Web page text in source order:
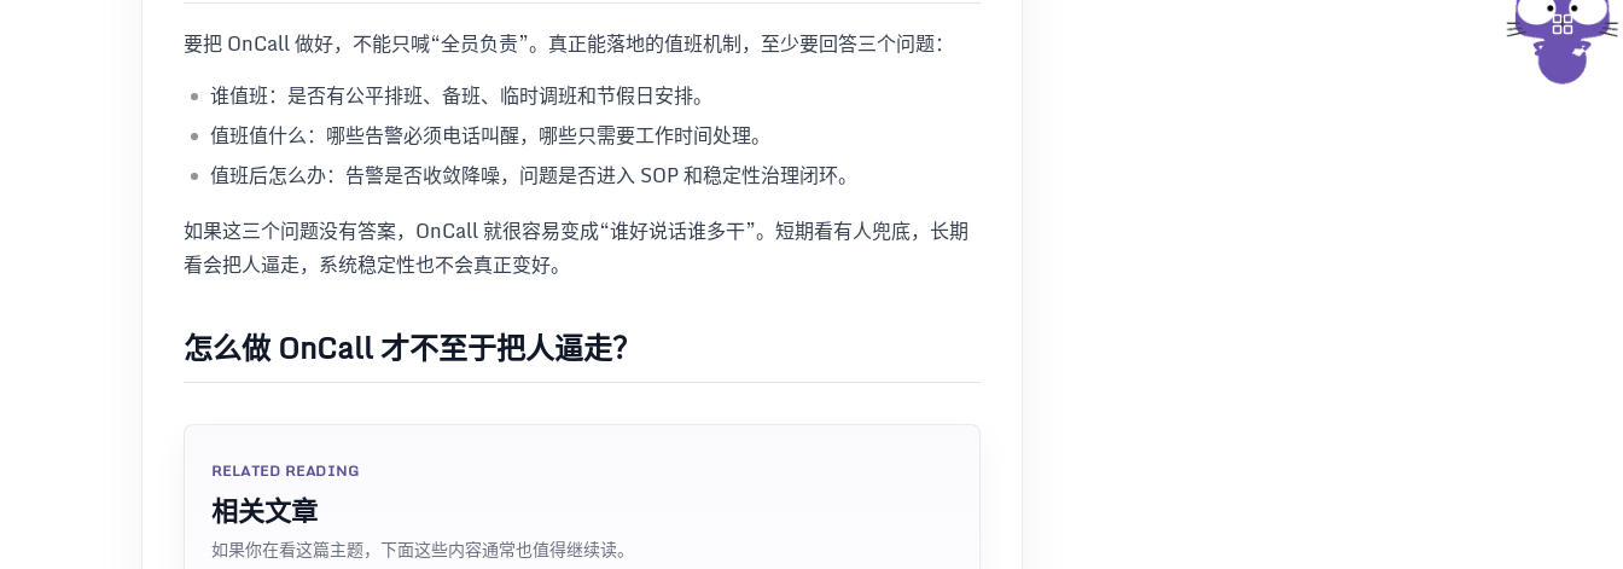
要把 OnCall 做好，不能只喊“全员负责”。真正能落地的值班机制，至少要回答三个问题：
谁值班：是否有公平排班、备班、临时调班和节假日安排。
值班值什么：哪些告警必须电话叫醒，哪些只需要工作时间处理。
值班后怎么办：告警是否收敛降噪，问题是否进入 SOP 和稳定性治理闭环。
如果这三个问题没有答案，OnCall 就很容易变成“谁好说话谁多干”。短期看有人兜底，长期
看会把人逼走，系统稳定性也不会真正变好。
怎么做 OnCall 才不至于把人逼走？
RELATED READING
相关文章
如果你在看这篇主题，下面这些内容通常也值得继续读。